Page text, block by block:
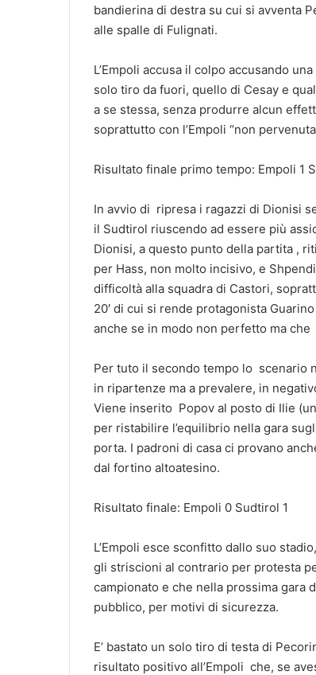
bandierina di destra su cui si avventa
alle spalle di Fulignati.
L’Empoli accusa il colpo accusando
solo tiro da fuori, quello di Cesay e
a se stessa, senza produrre alcun
soprattutto con l’Empoli “non
Risultato finale primo tempo: Empoli 1
In avvio di ripresa i ragazzi di Dionisi
il Sudtirol riuscendo ad essere più
Dionisi, a questo punto della partita ,
per Hass, non molto incisivo, e
difficoltà alla squadra di Castori,
20′ di cui si rende protagonista
anche se in modo non perfetto ma
Per tuto il secondo tempo lo scenario
in ripartenze ma a prevalere, in
Viene inserito Popov al posto di Ilie
per ristabilire l’equilibrio nella gara
porta. I padroni di casa ci provano
dal fortino altoatesino.
Risultato finale: Empoli 0 Sudtirol 1
L’Empoli esce sconfitto dallo suo
gli striscioni al contrario per protesta
campionato e che nella prossima gara
pubblico, per motivi di sicurezza.
E’ bastato un solo tiro di testa di
risultato positivo all’Empoli che, se